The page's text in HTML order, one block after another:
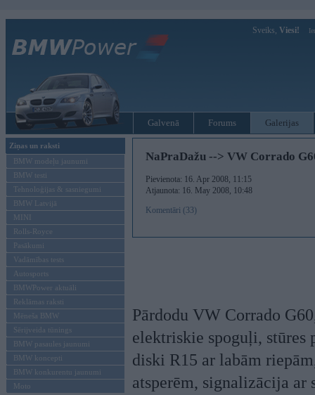
Sveiks, Viesi!
Galvenā Forums Galerijas
Ziņas un raksti
BMW modeļu jaunumi
BMW testi
Tehnoloģijas & sasniegumi
BMW Latvijā
MINI
Rolls-Royce
Pasākumi
Vadāmības tests
Autosports
BMWPower aktuāli
Reklāmas raksti
Mēneša BMW
Sērijveida tūnings
BMW pasaules jaunumi
BMW koncepti
BMW konkurentu jaunumi
Moto
NaPraDažu --> VW Corrado
Pievienota: 16. Apr 2008, 11:15
Atjaunota: 16. May 2008, 10:48
Komentāri (33)
Pārdodu VW Corrado
elektriskie spoguļi, stūres
diski R15 ar labām
atsperēm, signalizācija ar